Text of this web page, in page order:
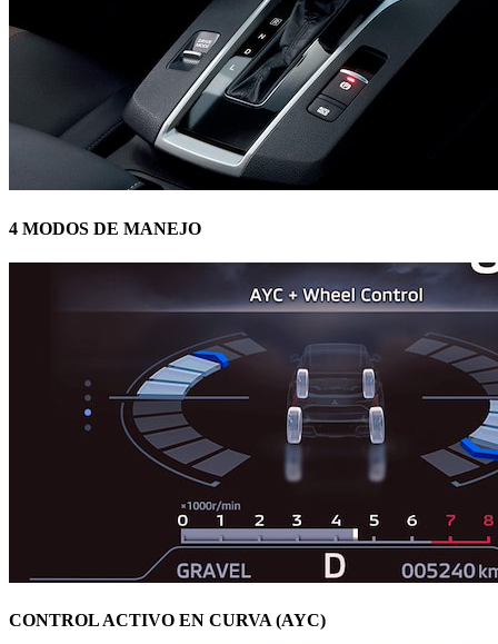
4 MODOS DE MANEJO
CONTROL ACTIVO EN CURVA (AYC)